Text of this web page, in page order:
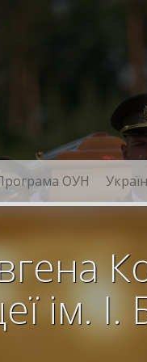
ОУН
ім. І.